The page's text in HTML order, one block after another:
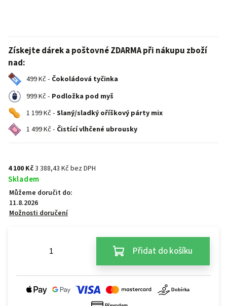
Získejte dárek a poštovné ZDARMA při nákupu zboží
nad:
499 Kč - Čokoládová tyčinka
999 Kč - Podložka pod myš
1 199 Kč - Slaný/sladký oříškový párty mix
1 499 Kč - Čistící vlhčené ubrousky
4 100 Kč3 388,43 Kč bez DPH
Skladem
Můžeme doručit do:
11.8.2026
Možnosti doručení
Přidat do košíku